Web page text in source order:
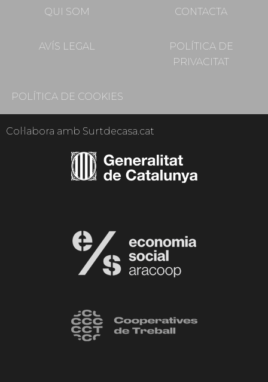
QUI SOM CONTACTA
AVÍS LEGAL
POLÍTICA DE
PRIVACITAT
POLÍTICA DE COOKIES
Col·labora amb Surtdecasa.cat